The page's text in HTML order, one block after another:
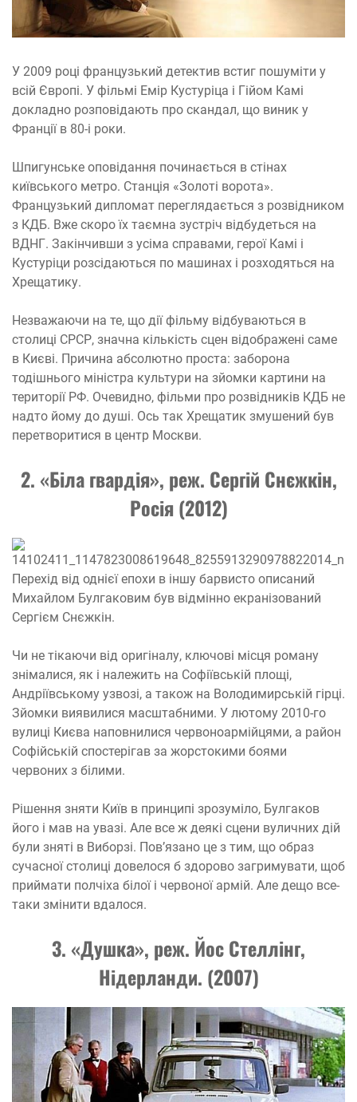
У 2009 році французький детектив встиг пошуміти у
всій Європі. У фільмі Емір Кустуріца і Гійом Камі
докладно розповідають про скандал, що виник у
Франції в 80-і роки.
Шпигунське оповідання починається в стінах
київського метро. Станція «Золоті ворота».
Французький дипломат переглядається з розвідником
з КДБ. Вже скоро їх таємна зустріч відбудеться на
ВДНГ. Закінчивши з усіма справами, герої Камі і
Кустуріци розсідаються по машинах і розходяться на
Хрещатику.
Незважаючи на те, що дії фільму відбуваються в
столиці СРСР, значна кількість сцен відображені саме
в Києві. Причина абсолютно проста: заборона
тодішнього міністра культури на зйомки картини на
території РФ. Очевидно, фільми про розвідників КДБ не
надто йому до душі. Ось так Хрещатик змушений був
перетворитися в центр Москви.
2. «Біла гвардія», реж. Сергій Снєжкін,
Росія (2012)
Перехід від однієї епохи в іншу барвисто описаний
Михайлом Булгаковим був відмінно екранізований
Сергієм Снєжкін.
Чи не тікаючи від оригіналу, ключові місця роману
знімалися, як і належить на Софіївській площі,
Андріївському узвозі, а також на Володимирській гірці.
Зйомки виявилися масштабними. У лютому 2010-го
вулиці Києва наповнилися червоноармійцями, а район
Софійській спостерігав за жорстокими боями
червоних з білими.
Рішення зняти Київ в принципі зрозуміло, Булгаков
його і мав на увазі. Але все ж деякі сцени вуличних дій
були зняті в Виборзі. Пов’язано це з тим, що образ
сучасної столиці довелося б здорово загримувати, щоб
приймати полчіха білої і червоної армій. Але дещо все-
таки змінити вдалося.
3. «Душка», реж. Йос Стеллінг,
Нідерланди. (2007)